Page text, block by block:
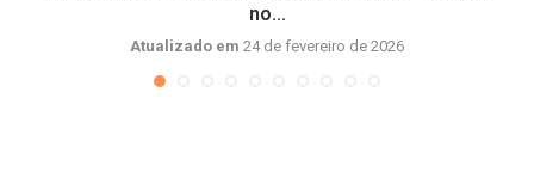
no...
Atualizado em 24 de fevereiro de 2026